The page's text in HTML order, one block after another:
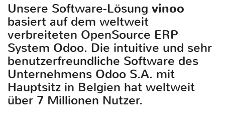
Unsere Software-Lösung vinoo
basiert auf dem weltweit
verbreiteten OpenSource ERP
System Odoo. Die intuitive und sehr
benutzerfreundliche Software des
Unternehmens Odoo S.A. mit
Hauptsitz in Belgien hat weltweit
über 7 Millionen Nutzer.